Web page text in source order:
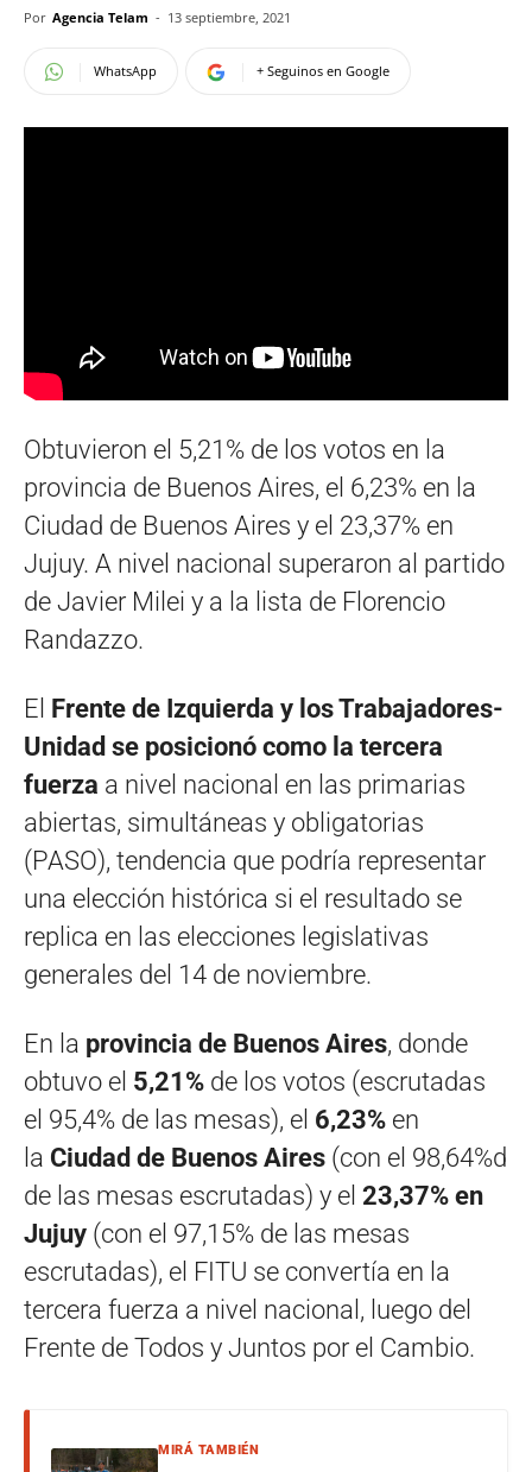
Por Agencia Telam - 13 septiembre, 2021
WhatsApp + Seguinos en Google
Obtuvieron el 5,21% de los votos en la
provincia de Buenos Aires, el 6,23% en la
Ciudad de Buenos Aires y el 23,37% en
Jujuy. A nivel nacional superaron al partido
de Javier Milei y a la lista de Florencio
Randazzo.
El Frente de Izquierda y los Trabajadores-
Unidad se posicionó como la tercera
fuerza a nivel nacional en las primarias
abiertas, simultáneas y obligatorias
(PASO), tendencia que podría representar
una elección histórica si el resultado se
replica en las elecciones legislativas
generales del 14 de noviembre.
En la provincia de Buenos Aires, donde
obtuvo el 5,21% de los votos (escrutadas
el 95,4% de las mesas), el 6,23% en
la Ciudad de Buenos Aires (con el 98,64%d
de las mesas escrutadas) y el 23,37% en
Jujuy (con el 97,15% de las mesas
escrutadas), el FITU se convertía en la
tercera fuerza a nivel nacional, luego del
Frente de Todos y Juntos por el Cambio.
MIRÁ TAMBIÉN